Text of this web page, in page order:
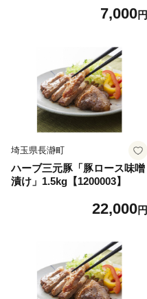
7,000円
埼玉県長瀞町
ハーブ三元豚「豚ロース味噌
漬け」1.5kg【1200003】
22,000円